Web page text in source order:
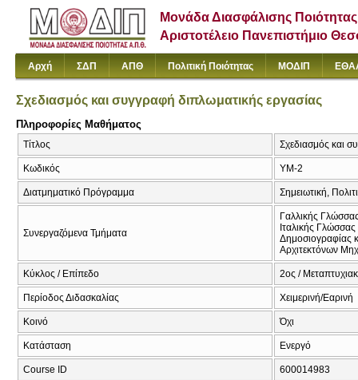
Μονάδα Διασφάλισης Ποιότητας
Αριστοτέλειο Πανεπιστήμιο
Αρχή ΣΔΠ ΑΠΘ Πολιτική Ποιότητας ΜΟΔΙΠ
Σχεδιασμός και συγγραφή διπλωματικής εργασίας
Πληροφορίες Μαθήματος
Τίτλος Σχεδιασμός και
Κωδικός ΥΜ-2
Διατμηματικό Πρόγραμμα Σημειωτική,
Συνεργαζόμενα Τμήματα
Γαλλικής
Ιταλικής
Δημοσιογραφίας
Αρχιτεκτόνων
Κύκλος / Επίπεδο 2ος /
Περίοδος Διδασκαλίας Χειμερινή/Εαρινή
Κοινό Όχι
Κατάσταση Ενεργό
Course ID 600014983